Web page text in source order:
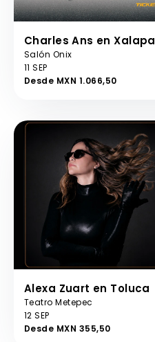
Charles Ans en Xalapa
Salón Onix
11 SEP
Desde MXN 1.066,50
Alexa Zuart en Toluca
Teatro Metepec
12 SEP
Desde MXN 355,50